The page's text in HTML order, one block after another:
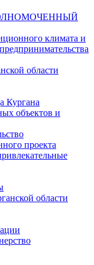
климата и
области
Кургана
объектов и
проекта
области